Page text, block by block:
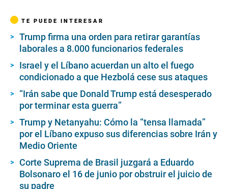
TE PUEDE INTERESAR
Trump firma una orden para retirar garantías
laborales a 8.000 funcionarios federales
Israel y el Líbano acuerdan un alto el fuego
condicionado a que Hezbolá cese sus ataques
“Irán sabe que Donald Trump está desesperado
por terminar esta guerra”
Trump y Netanyahu: Cómo la “tensa llamada”
por el Líbano expuso sus diferencias sobre Irán y
Medio Oriente
Corte Suprema de Brasil juzgará a Eduardo
Bolsonaro el 16 de junio por obstruir el juicio de
su padre